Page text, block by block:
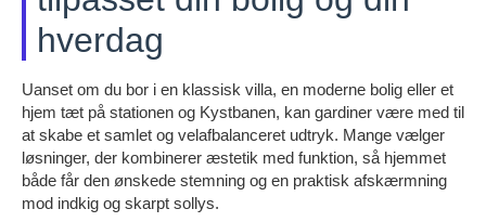
hverdag
Uanset om du bor i en klassisk villa, en moderne bolig eller et
hjem tæt på stationen og Kystbanen, kan gardiner være med til
at skabe et samlet og velafbalanceret udtryk. Mange vælger
løsninger, der kombinerer æstetik med funktion, så hjemmet
både får den ønskede stemning og en praktisk afskærmning
mod indkig og skarpt sollys.